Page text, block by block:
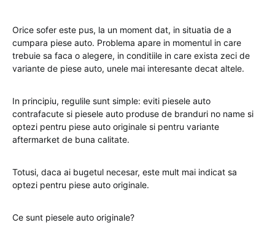
Orice sofer este pus, la un moment dat, in situatia de a
cumpara piese auto. Problema apare in momentul in care
trebuie sa faca o alegere, in conditiile in care exista zeci de
variante de piese auto, unele mai interesante decat altele.
In principiu, regulile sunt simple: eviti piesele auto
contrafacute si piesele auto produse de branduri no name si
optezi pentru piese auto originale si pentru variante
aftermarket de buna calitate.
Totusi, daca ai bugetul necesar, este mult mai indicat sa
optezi pentru piese auto originale.
Ce sunt piesele auto originale?